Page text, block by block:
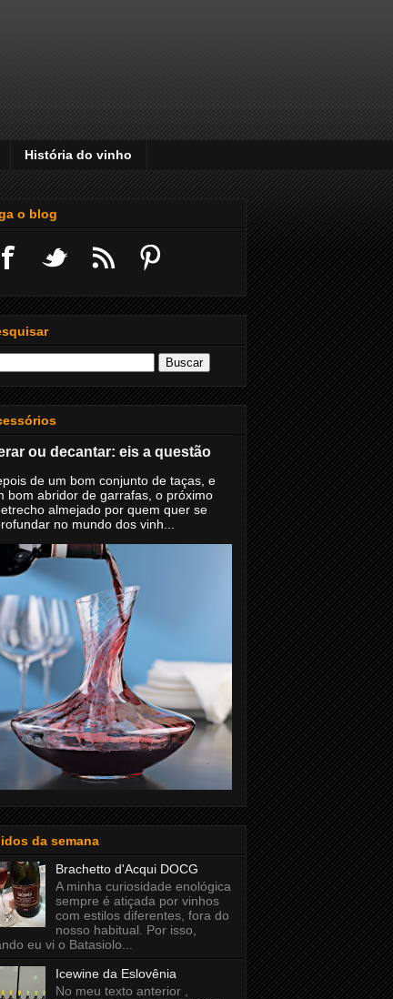
História do vinho
o blog
ou decantar: eis a questão
de um bom conjunto de taças, e
bom abridor de garrafas, o próximo
almejado por quem quer se
no mundo dos vinh...
da semana
Brachetto d'Acqui DOCG
A minha curiosidade enológica
sempre é atiçada por vinhos
com estilos diferentes, fora do
nosso habitual. Por isso,
eu vi o Batasiolo...
Icewine da Eslovênia
No meu texto anterior ,